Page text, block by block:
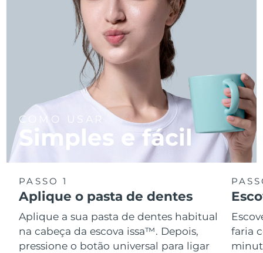
COMO USAR
Simples e fácil
PASSO 1
Aplique o pasta de dentes
Aplique a sua pasta de dentes habitual
na cabeça da escova issa™. Depois,
pressione o botão universal para ligar
faria